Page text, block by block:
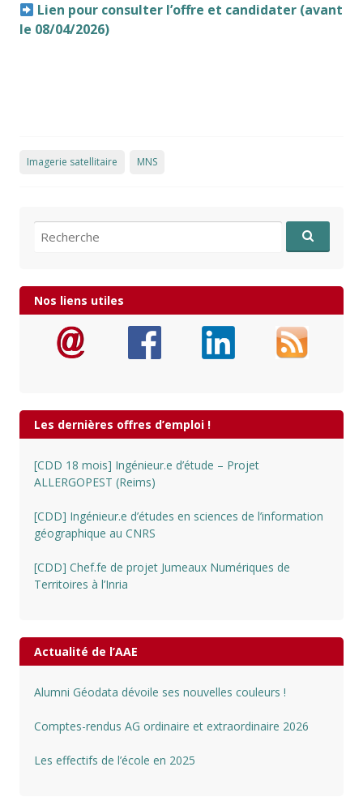
Lien pour consulter l’offre et candidater (avant
le 08/04/2026)
Imagerie satellitaire MNS
Recherche pour:
Nos liens utiles
Les dernières offres d’emploi !
[CDD 18 mois] Ingénieur.e d’étude – Projet
ALLERGOPEST (Reims)
[CDD] Ingénieur.e d’études en sciences de l’information
géographique au CNRS
[CDD] Chef.fe de projet Jumeaux Numériques de
Territoires à l’Inria
Actualité de l’AAE
Alumni Géodata dévoile ses nouvelles couleurs !
Comptes-rendus AG ordinaire et extraordinaire 2026
Les effectifs de l’école en 2025